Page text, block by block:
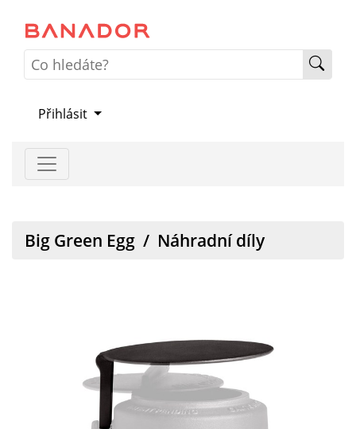
Přihlásit
Big Green Egg / Náhradní díly